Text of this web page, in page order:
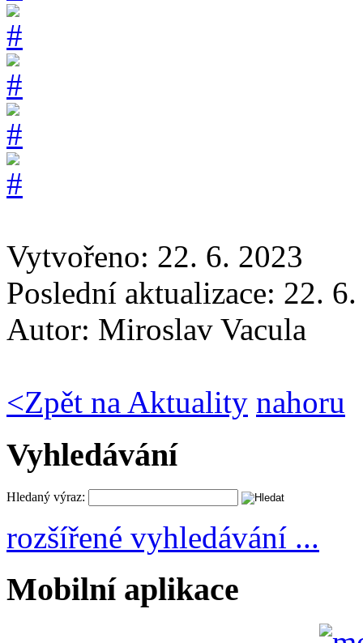
Vytvořeno: 22. 6. 2023
Poslední aktualizace: 22.
Autor: Miroslav Vacula
<Zpět na Aktuality nahoru
Vyhledávání
Hledaný výraz:
rozšířené vyhledávání ...
Mobilní aplikace